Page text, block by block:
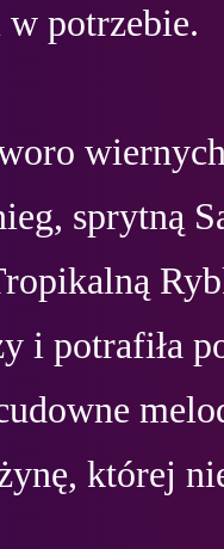
potrzebie.
sprytną
i potrafiła
której